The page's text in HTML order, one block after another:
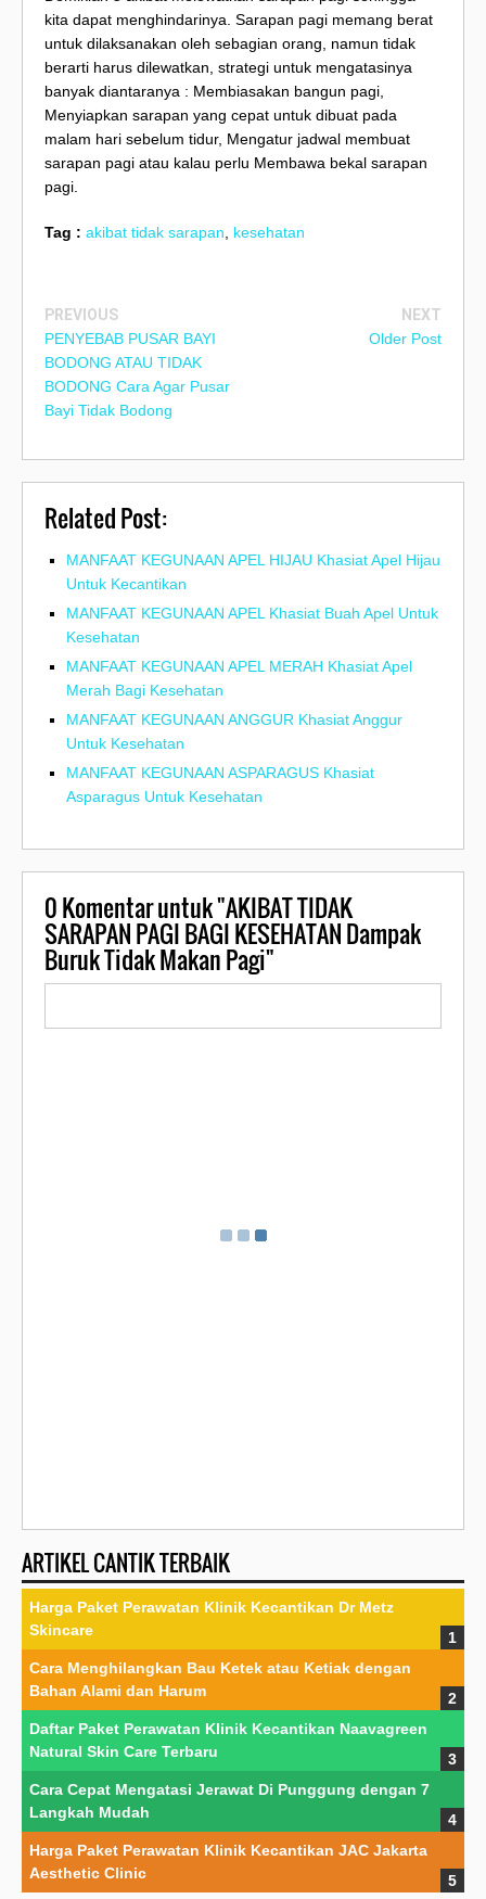
kita dapat menghindarinya. Sarapan pagi memang berat
untuk dilaksanakan oleh sebagian orang, namun tidak
berarti harus dilewatkan, strategi untuk mengatasinya
banyak diantaranya : Membiasakan bangun pagi,
Menyiapkan sarapan yang cepat untuk dibuat pada
malam hari sebelum tidur, Mengatur jadwal membuat
sarapan pagi atau kalau perlu Membawa bekal sarapan
pagi.
Tag : akibat tidak sarapan kesehatan
PREVIOUS
PENYEBAB PUSAR BAYI
BODONG ATAU TIDAK
BODONG Cara Agar Pusar
Bayi Tidak Bodong
NEXT
Older Post
Related Post:
MANFAAT KEGUNAAN APEL HIJAU Khasiat Apel Hijau
Untuk Kecantikan
MANFAAT KEGUNAAN APEL Khasiat Buah Apel Untuk
Kesehatan
MANFAAT KEGUNAAN APEL MERAH Khasiat Apel
Merah Bagi Kesehatan
MANFAAT KEGUNAAN ANGGUR Khasiat Anggur
Untuk Kesehatan
MANFAAT KEGUNAAN ASPARAGUS Khasiat
Asparagus Untuk Kesehatan
0Komentar untuk "AKIBAT TIDAK
SARAPAN PAGI BAGI KESEHATAN Dampak
Buruk Tidak Makan Pagi"
ARTIKEL CANTIK TERBAIK
Harga Paket Perawatan Klinik Kecantikan Dr Metz
Skincare
Cara Menghilangkan Bau Ketek atau Ketiak dengan
Bahan Alami dan Harum
Daftar Paket Perawatan Klinik Kecantikan Naavagreen
Natural Skin Care Terbaru
Cara Cepat Mengatasi Jerawat Di Punggung dengan 7
Langkah Mudah
Harga Paket Perawatan Klinik Kecantikan JAC Jakarta
Aesthetic Clinic